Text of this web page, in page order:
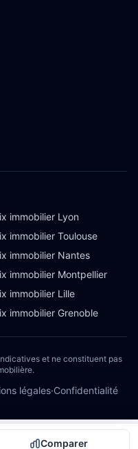
Comparer
immobilier Lyon
immobilier Toulouse
immobilier Nantes
immobilier Montpellier
immobilier Lille
immobilier Grenoble
et ne constituent pas
légales·Confidentialité